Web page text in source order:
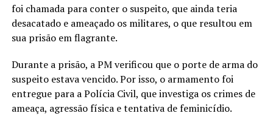
foi chamada para conter o suspeito, que ainda teria
desacatado e ameaçado os militares, o que resultou em
sua prisão em flagrante.
Durante a prisão, a PM verificou que o porte de arma do
suspeito estava vencido. Por isso, o armamento foi
entregue para a Polícia Civil, que investiga os crimes de
ameaça, agressão física e tentativa de feminicídio.